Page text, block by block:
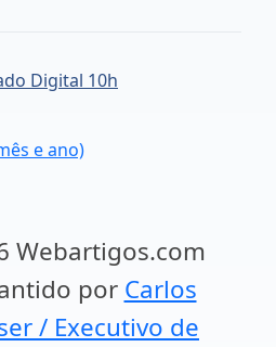
Digital 10h
e ano)
Webartigos.com
por Carlos
/ Executivo de